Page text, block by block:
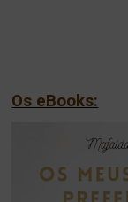
Os eBooks: